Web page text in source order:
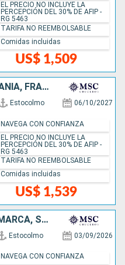
US$ 1,509
EL PRECIO NO INCLUYE LA
PERCEPCIÓN DEL 30% DE AFIP -
RG 5463
TARIFA NO REEMBOLSABLE
Comidas incluidas
SUECIA, DINAMARCA, ALEMANIA, FRANCIA, PORTUGAL, ESPAÑA, ITALIA
Estocolmo 06/10/2027
US$ 1,539
NAVEGA CON CONFIANZA
EL PRECIO NO INCLUYE LA
PERCEPCIÓN DEL 30% DE AFIP -
RG 5463
TARIFA NO REEMBOLSABLE
Comidas incluidas
NORUEGA, ALEMANIA, DINAMARCA, SUECIA
Estocolmo 03/09/2026
NAVEGA CON CONFIANZA